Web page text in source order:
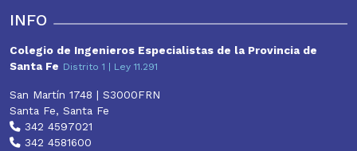
INFO
Colegio de Ingenieros Especialistas de la Provincia de
Santa Fe Distrito 1 | Ley 11.291
San Martín 1748 | S3000FRN
Santa Fe, Santa Fe
342 4597021
342 4581600